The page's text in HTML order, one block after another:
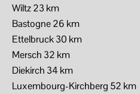
Wiltz 23 km
Bastogne 26 km
Ettelbruck 30 km
Mersch 32 km
Diekirch 34 km
Luxembourg-Kirchberg 52 km